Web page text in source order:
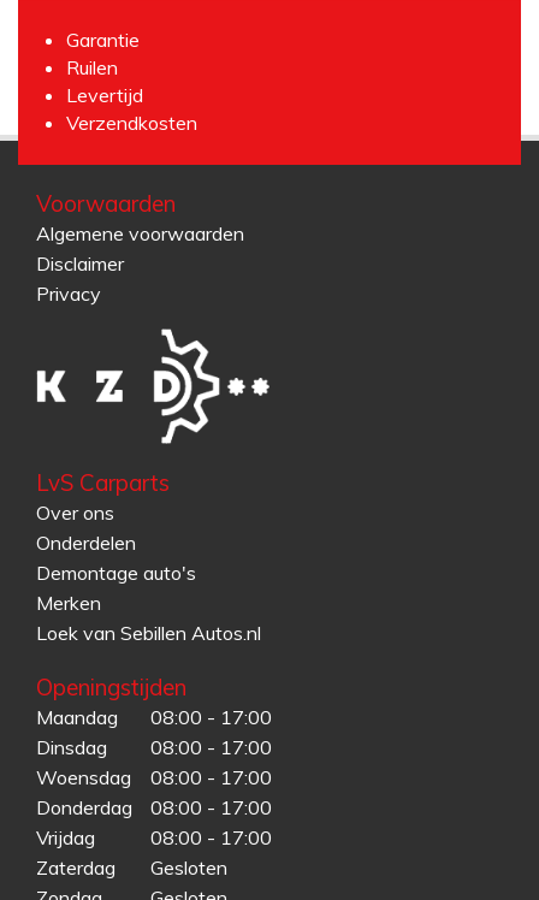
Garantie
Ruilen
Levertijd
Verzendkosten
Voorwaarden
Algemene voorwaarden
Disclaimer
Privacy
LvS Carparts
Over ons
Onderdelen
Demontage auto's
Merken
Loek van Sebillen Autos.nl
Openingstijden
Maandag
08:00 - 17:00
Dinsdag
08:00 - 17:00
Woensdag
08:00 - 17:00
Donderdag
08:00 - 17:00
Vrijdag
08:00 - 17:00
Zaterdag
Gesloten